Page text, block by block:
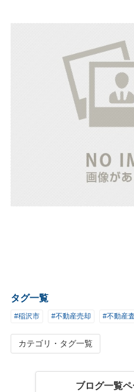
タグ一覧
#稲沢市 #不動産売却 #不動産
カテゴリ・タグ一覧
ブログ一覧